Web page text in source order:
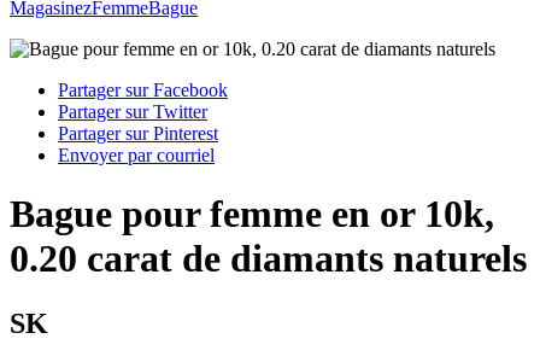
MagasinezFemmeBague
Partager sur Facebook
Partager sur Twitter
Partager sur Pinterest
Envoyer par courriel
Bague pour femme en or 10k,
0.20 carat de diamants naturels
SK